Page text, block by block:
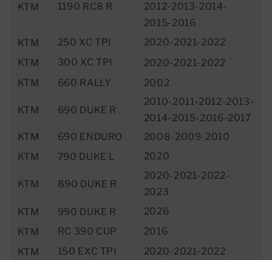
KTM 1190 RC8 R
2012-2013-2014-
2015-2016
KTM
250 XC TPI
2020-2021-2022
KTM
300 XC TPI
2020-2021-2022
KTM
660 RALLY 2002
KTM 690 DUKE R
2010-2011-2012-2013-
2014-2015-2016-2017
KTM
690 ENDURO
2008-2009-2010
KTM
790 DUKE L 2020
KTM 890 DUKE R
2020-2021-2022-
2023
KTM
990 DUKE R
2026
KTM
RC 390 CUP
2016
KTM
150 EXC TPI 2020-2021-2022